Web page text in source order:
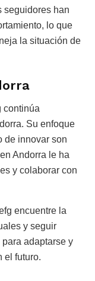
seguidores han
lo que
la situación de
continúa
Su enfoque
de innovar son
Andorra le ha
y colaborar con
encuentre la
y seguir
adaptarse y
el futuro.